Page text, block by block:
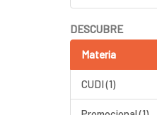
DESCUBRE
Materia
CUDI (1)